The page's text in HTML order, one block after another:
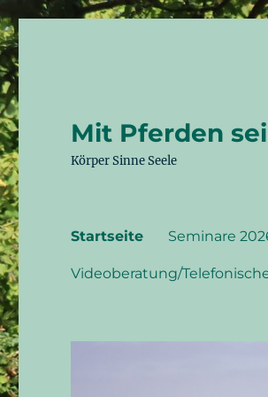
Mit Pferden
Körper Sinne Seele
Startseite Seminare
Videoberatung/